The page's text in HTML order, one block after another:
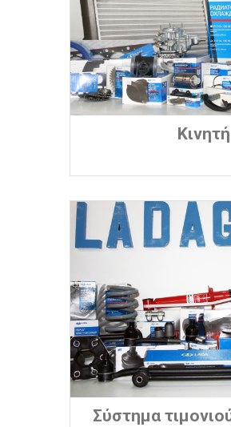
Σύστημα